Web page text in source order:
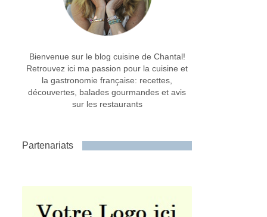
Bienvenue sur le blog cuisine de Chantal!
Retrouvez ici ma passion pour la cuisine et
la gastronomie française: recettes,
découvertes, balades gourmandes et avis
sur les restaurants
Partenariats